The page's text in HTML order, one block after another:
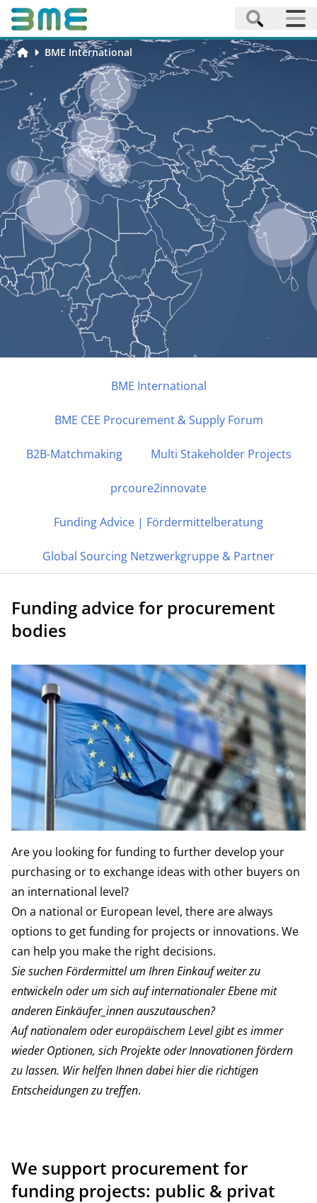
BME International
BME International
B2B-Matchmaking | Sourcing Unterstützung | EU
Projekte | Globales Netzwerk
BME International
BME CEE Procurement & Supply Forum
B2B-Matchmaking Multi Stakeholder Projects
prcoure2innovate
Funding Advice | Fördermittelberatung
Global Sourcing Netzwerkgruppe & Partner
Funding advice for procurement
bodies
Are you looking for funding to further develop your
purchasing or to exchange ideas with other buyers on
an international level?
On a national or European level, there are always
options to get funding for projects or innovations. We
can help you make the right decisions.
Sie suchen Fördermittel um Ihren Einkauf weiter zu
entwickeln oder um sich auf internationaler Ebene mit
anderen Einkäufer_innen auszutauschen?
Auf nationalem oder europäischem Level gibt es immer
wieder Optionen, sich Projekte oder Innovationen fördern
zu lassen. Wir helfen Ihnen dabei hier die richtigen
Entscheidungen zu treffen.
We support procurement for
funding projects: public & privat